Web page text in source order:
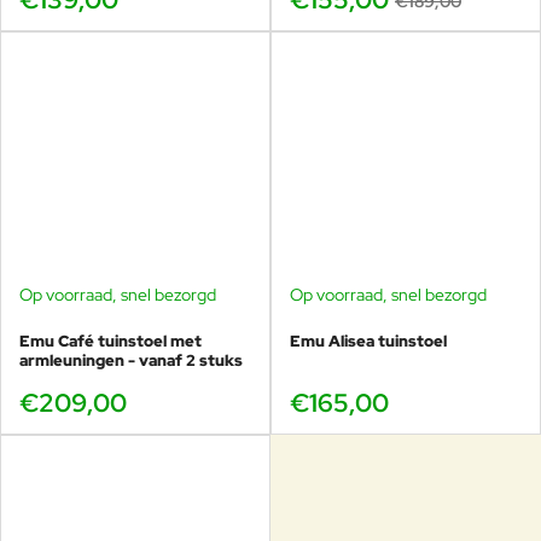
tot 10 personen
Hoogte:
76cm
59kg
Draagkracht:
ruim 100kg
Op voorraad, snel bezorgd
Emu Café tuinstoel met
armleuningen - vanaf 2 stuks
€209,00
Op voorraad, snel bezorgd
Emu Alisea tuinstoel
€165,00